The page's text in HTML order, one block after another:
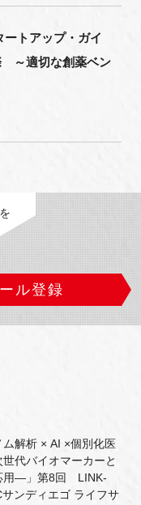
ートアップ・ガイ
～適切な創薬ベン
ル登録
ム解析 × AI ×個別化医
代バイオマーカーと
用―」第8回 LINK-
ンディエゴ ライフサ